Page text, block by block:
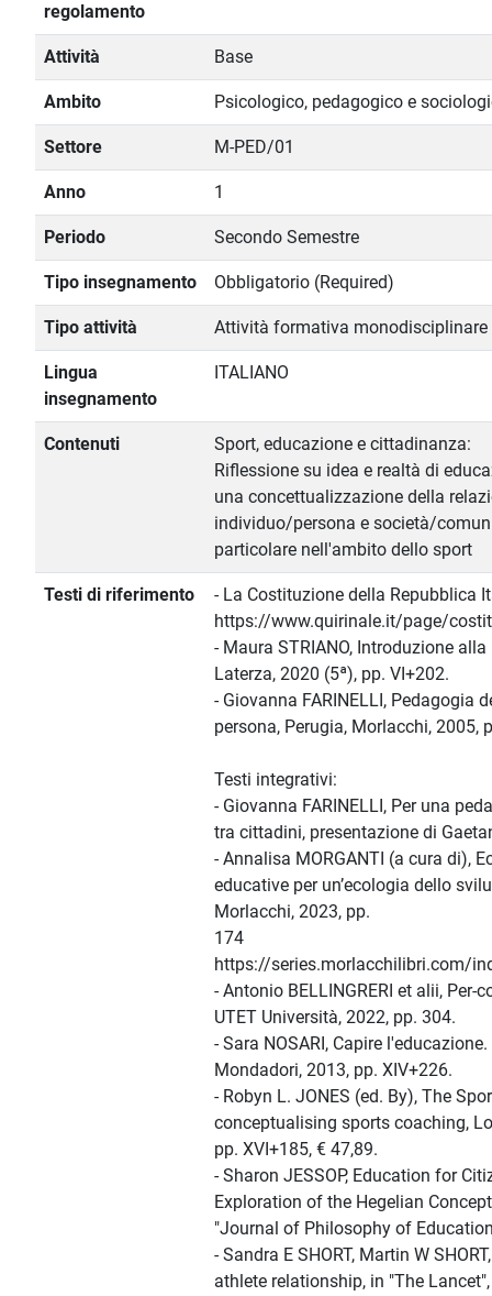
regolamento
Attività Base
Ambito Psicologico, pedagogico e
Settore M-PED/01
Anno 1
Periodo Secondo Semestre
Tipo insegnamento Obbligatorio (Required)
Tipo attività Attività formativa monodisciplinare
Lingua
insegnamento
ITALIANO
Contenuti
Sport, educazione e cittadinanza:
Riflessione su idea e realtà di
una concettualizzazione della
individuo/persona e società/
particolare nell'ambito dello sport
Testi di riferimento
- La Costituzione della Repubblica
https://www.quirinale.it/page/
- Maura STRIANO, Introduzione
Laterza, 2020 (5ª), pp. VI+202.
- Giovanna FARINELLI, Pedagogia
persona, Perugia, Morlacchi, 2005,
Testi integrativi:
- Giovanna FARINELLI, Per una
tra cittadini, presentazione di
- Annalisa MORGANTI (a cura di),
educative per un’ecologia dello
Morlacchi, 2023, pp.
174
https://series.morlacchilibri.com/
- Antonio BELLINGRERI et alii, Per-
UTET Università, 2022, pp. 304.
- Sara NOSARI, Capire
Mondadori, 2013, pp. XIV+226.
- Robyn L. JONES (ed. By), The
conceptualising sports coaching,
pp. XVI+185, € 47,89.
- Sharon JESSOP, Education for
Exploration of the Hegelian
"Journal of Philosophy of
- Sandra E SHORT, Martin W
athlete relationship, in "The